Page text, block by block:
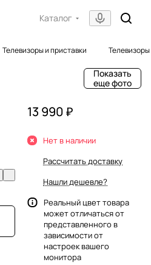
Каталог
Телевизоры и приставки Телевизоры
Показать
еще фото
13 990 ₽
Нет в наличии
Рассчитать доставку
Нашли дешевле?
Реальный цвет товара
может отличаться от
представленного в
зависимости от
настроек вашего
монитора